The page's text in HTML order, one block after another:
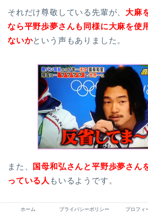
それだけ尊敬している先輩が、 大麻
なら平野歩夢さんも同様に大麻を使
ないかという声もありました。
また、
国母和弘さんと平野歩夢さん
っている人 もいるようです。
ホーム プライバシーポリシー プロフィ